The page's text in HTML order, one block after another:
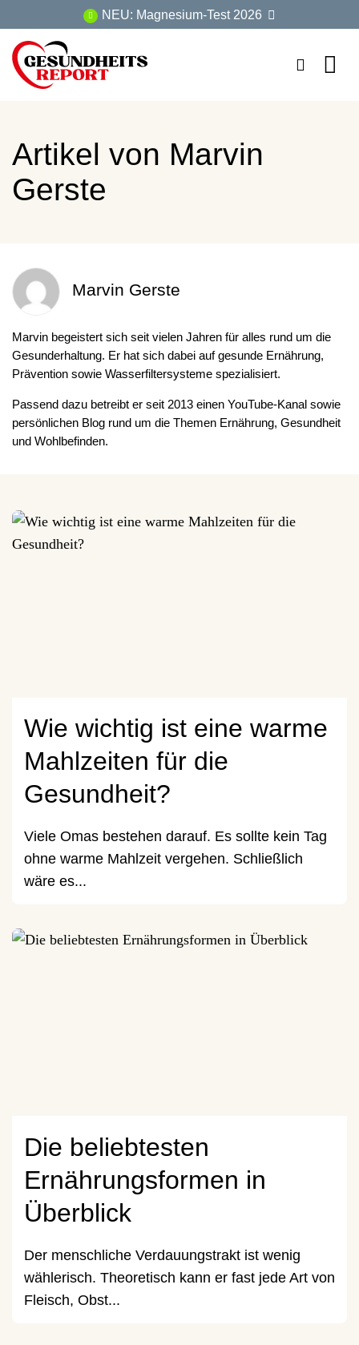
Inhalt
springen
NEU: Magnesium-Test 2026
Artikel von Marvin
Gerste
Marvin Gerste
Marvin begeistert sich seit vielen Jahren für alles rund um die
Gesunderhaltung. Er hat sich dabei auf gesunde Ernährung,
Prävention sowie Wasserfiltersysteme spezialisiert.
Passend dazu betreibt er seit 2013 einen YouTube-Kanal sowie
persönlichen Blog rund um die Themen Ernährung, Gesundheit
und Wohlbefinden.
Wie wichtig ist eine warme
Mahlzeiten für die
Gesundheit?
Viele Omas bestehen darauf. Es sollte kein Tag
ohne warme Mahlzeit vergehen. Schließlich
wäre es...
Die beliebtesten
Ernährungsformen in
Überblick
Der menschliche Verdauungstrakt ist wenig
wählerisch. Theoretisch kann er fast jede Art von
Fleisch, Obst...